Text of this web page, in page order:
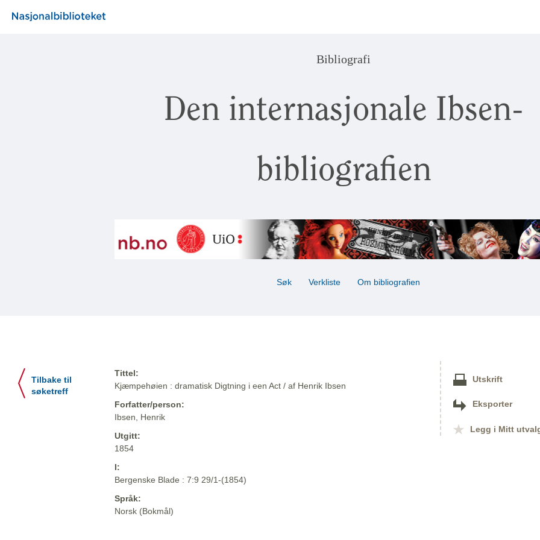
Bibliografi
Den internasjonale Ibsen-
bibliografien
Søk Verkliste Om bibliografien
Tilbake til
søketreff
Tittel:
Kjæmpehøien : dramatisk Digtning i een Act / af Henrik Ibsen
Forfatter/person:
Ibsen, Henrik
Utgitt:
1854
I:
Bergenske Blade : 7:9 29/1-(1854)
Språk:
Norsk (Bokmål)
Utskrift
Eksporter
Legg i Mitt